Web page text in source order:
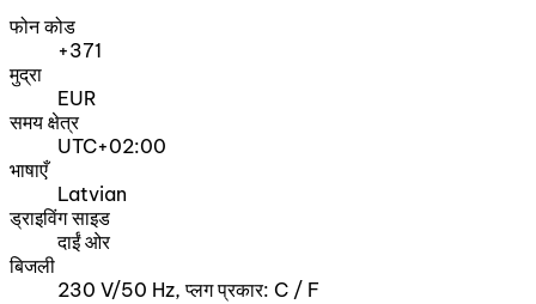
फोन कोड
+371
मुद्रा
EUR
समय क्षेत्र
UTC+02:00
भाषाएँ
Latvian
ड्राइविंग साइड
दाईं ओर
बिजली
230 V/50 Hz, प्लग प्रकार: C / F